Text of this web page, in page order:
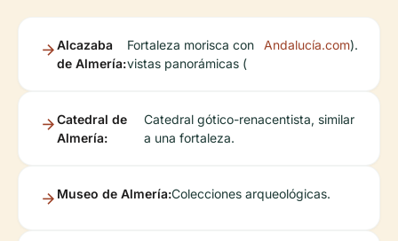
Alcazaba
de Almería:
Fortaleza morisca con
vistas panorámicas (
Andalucía.com).
Catedral de
Almería:
Catedral gótico-renacentista, similar
a una fortaleza.
Museo de Almería:Colecciones arqueológicas.